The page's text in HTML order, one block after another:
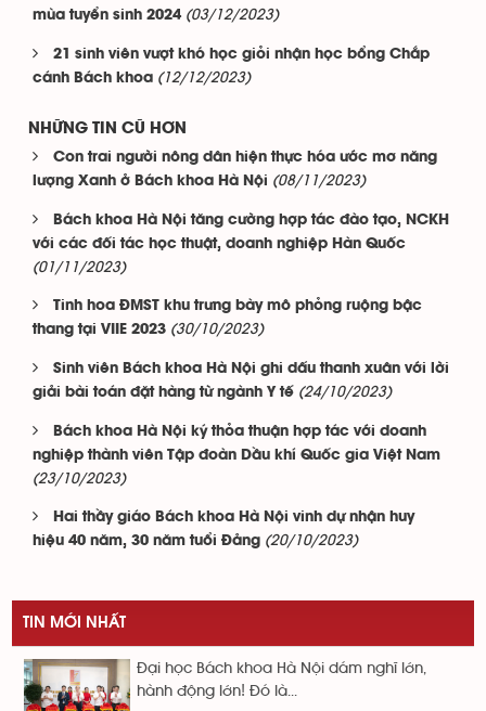
mùa tuyển sinh 2024 (03/12/2023)
21 sinh viên vượt khó học giỏi nhận học bổng Chắp
cánh Bách khoa (12/12/2023)
NHỮNG TIN CŨ HƠN
Con trai người nông dân hiện thực hóa ước mơ năng
lượng Xanh ở Bách khoa Hà Nội (08/11/2023)
Bách khoa Hà Nội tăng cường hợp tác đào tạo, NCKH
với các đối tác học thuật, doanh nghiệp Hàn Quốc
(01/11/2023)
Tinh hoa ĐMST khu trưng bày mô phỏng ruộng bậc
thang tại VIIE 2023 (30/10/2023)
Sinh viên Bách khoa Hà Nội ghi dấu thanh xuân với lời
giải bài toán đặt hàng từ ngành Y tế (24/10/2023)
Bách khoa Hà Nội ký thỏa thuận hợp tác với doanh
nghiệp thành viên Tập đoàn Dầu khí Quốc gia Việt Nam
(23/10/2023)
Hai thầy giáo Bách khoa Hà Nội vinh dự nhận huy
hiệu 40 năm, 30 năm tuổi Đảng (20/10/2023)
TIN MỚI NHẤT
Đại học Bách khoa Hà Nội dám nghĩ lớn,
hành động lớn! Đó là...